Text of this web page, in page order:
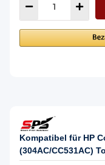
Kompatibel für HP
(304AC/CC531AC)